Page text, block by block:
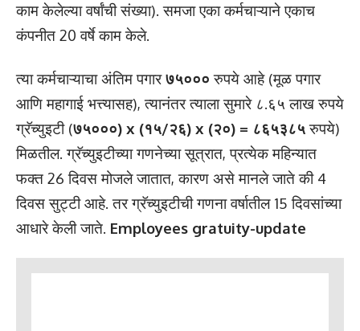
काम केलेल्या वर्षांची संख्या). समजा एका कर्मचाऱ्याने एकाच
कंपनीत 20 वर्षे काम केले.
त्या कर्मचाऱ्याचा अंतिम पगार७५००० रुपये आहे (मूळ पगार
आणि महागाई भत्त्यासह), त्यानंतर त्याला सुमारे ८.६५ लाख रुपये
ग्रॅच्युइटी (७५०००) x (१५/२६) x (२०) = ८६५३८५रुपये)
मिळतील. ग्रॅच्युइटीच्या गणनेच्या सूत्रात, प्रत्येक महिन्यात
फक्त 26 दिवस मोजले जातात, कारण असे मानले जाते की 4
दिवस सुट्टी आहे. तर ग्रॅच्युइटीची गणना वर्षातील 15 दिवसांच्या
आधारे केली जाते. Employees gratuity-update